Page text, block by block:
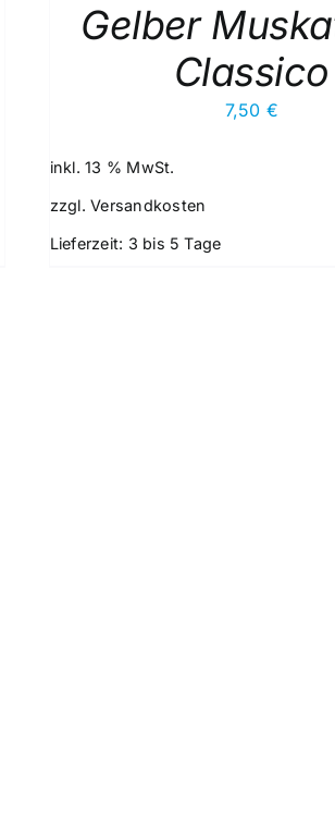
Gelber
Classico
7,50 €
inkl. 13 % MwSt.
zzgl.Versandkosten
Lieferzeit: 3 bis 5 Tage